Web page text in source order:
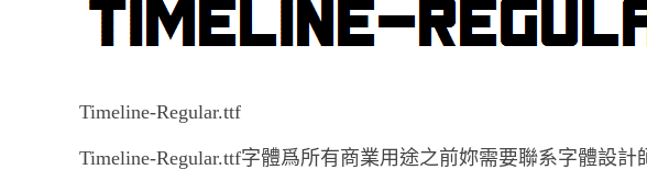
Timeline-Regular.ttf
Timeline-Regular.ttf字體爲所有商業用途之前妳需要聯系字體設計